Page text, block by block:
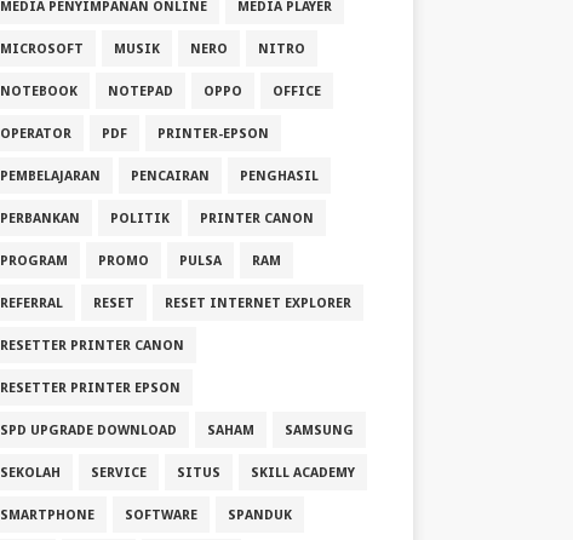
MEDIA PENYIMPANAN ONLINE MEDIA PLAYER
MICROSOFT MUSIK NERO NITRO
NOTEBOOK NOTEPAD OPPO OFFICE
OPERATOR PDF PRINTER-EPSON
PEMBELAJARAN PENCAIRAN PENGHASIL
PERBANKAN POLITIK PRINTER CANON
PROGRAM PROMO PULSA RAM
REFERRAL RESET RESET INTERNET EXPLORER
RESETTER PRINTER CANON
RESETTER PRINTER EPSON
SPD UPGRADE DOWNLOAD SAHAM SAMSUNG
SEKOLAH SERVICE SITUS SKILL ACADEMY
SMARTPHONE SOFTWARE SPANDUK